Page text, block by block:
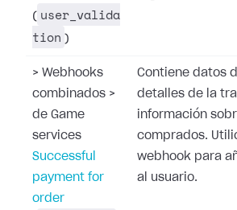
( user_valida
tion )
> Webhooks
combinados >
de Game
services
Successful
payment for
order
Contiene datos
detalles de la
información
comprados.
webhook para
al usuario.